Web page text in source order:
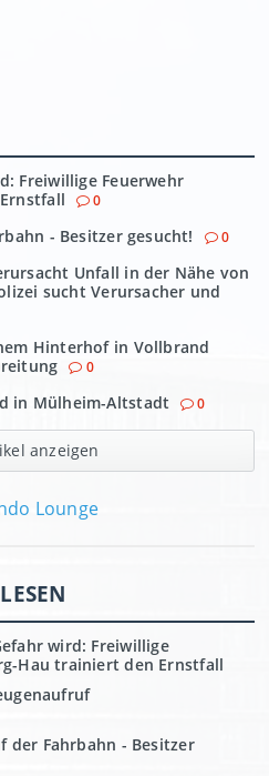
Freiwillige Feuerwehr
0
- Besitzer gesucht! 0
Unfall in der Nähe von
sucht Verursacher und
Hinterhof in Vollbrand
0
in Mülheim-Altstadt 0
anzeigen
wird: Freiwillige
Hau trainiert den Ernstfall
der Fahrbahn - Besitzer